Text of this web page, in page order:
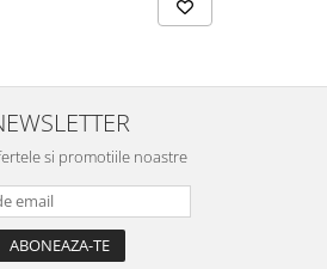
si promotiile noastre